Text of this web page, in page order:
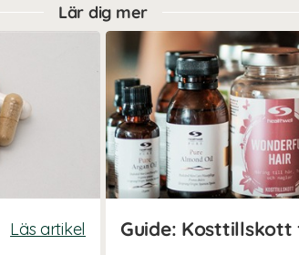
Lär dig mer
Läs artikel